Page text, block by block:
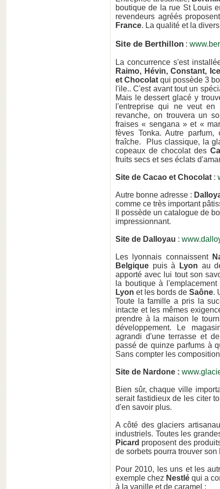
boutique de la rue St Louis
revendeurs agréés
France. La qualité et la
Site de Berthillon :
La concurrence s'est
Raimo, Hévin, Constant,
et Chocolat qui possède 3
l'ile.. C'est avant tout un
Mais le dessert glacé y
l'entreprise qui ne veut
revanche, on trouvera un
fraises « sengana » et «
fèves Tonka. Autre
fraîche. Plus classique, la
copeaux de chocolat des
fruits secs et ses éclats
Site de Cacao et Chocolat :
Autre bonne adresse :
comme ce très important
Il possède un catalogue de
impressionnant.
Site de Dalloyau :
Les lyonnais connaissent
Belgique puis à Lyon au
apporté avec lui tout son
la boutique à
Lyon et les bords de Saône.
Toute la famille a pris la
intacte et les mêmes
prendre à la maison le
développement. Le
agrandi d'une terrasse et
passé de quinze parfums à
Sans compter les
Site de Nardone :
Bien sûr, chaque ville
serait fastidieux de les citer
d'en savoir plus.
A côté des glaciers
industriels. Toutes les
Picard proposent des
de sorbets pourra trouver son
Pour 2010, les uns et les
exemple chez Nestlé qui a
à la vanille et de caramel :